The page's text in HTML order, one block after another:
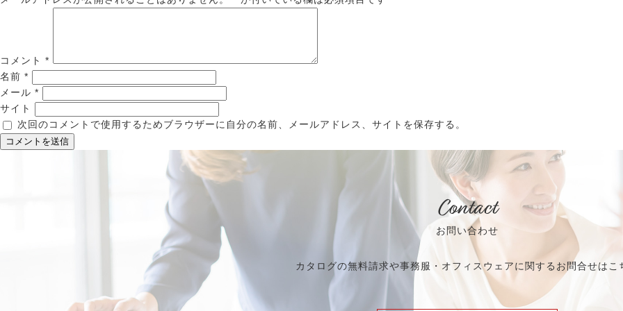
コメント *
名前 *
メール *
サイト
次回のコメントで使用するためブラウザーに自分の名前、メールアドレス、サイトを保存する。
Contact
お問い合わせ
カタログの無料請求や事務服・オフィスウェアに関するお問合せはこ